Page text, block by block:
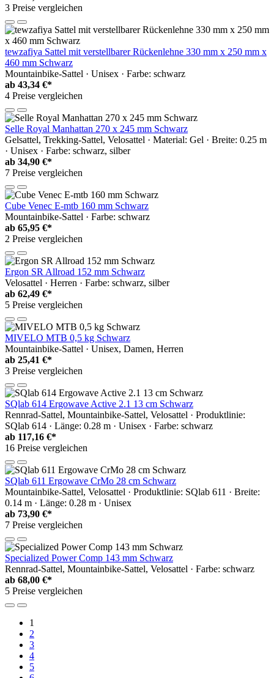
3 Preise vergleichen
tewzafiya Sattel mit verstellbarer Rückenlehne 330 mm x 250 mm x
460 mm Schwarz
Mountainbike-Sattel · Unisex · Farbe: schwarz
ab 43,34 €*
4 Preise vergleichen
Selle Royal Manhattan 270 x 245 mm Schwarz
Gelsattel, Trekking-Sattel, Velosattel · Material: Gel · Breite: 0.25 m
· Unisex · Farbe: schwarz, silber
ab 34,90 €*
7 Preise vergleichen
Cube Venec E-mtb 160 mm Schwarz
Mountainbike-Sattel · Farbe: schwarz
ab 65,95 €*
2 Preise vergleichen
Ergon SR Allroad 152 mm Schwarz
Velosattel · Herren · Farbe: schwarz, silber
ab 62,49 €*
5 Preise vergleichen
MIVELO MTB 0,5 kg Schwarz
Mountainbike-Sattel · Unisex, Damen, Herren
ab 25,41 €*
3 Preise vergleichen
SQlab 614 Ergowave Active 2.1 13 cm Schwarz
Rennrad-Sattel, Mountainbike-Sattel, Velosattel · Produktlinie:
SQlab 614 · Länge: 0.28 m · Unisex · Farbe: schwarz
ab 117,16 €*
16 Preise vergleichen
SQlab 611 Ergowave CrMo 28 cm Schwarz
Mountainbike-Sattel, Velosattel · Produktlinie: SQlab 611 · Breite:
0.14 m · Länge: 0.28 m · Unisex
ab 73,90 €*
7 Preise vergleichen
Specialized Power Comp 143 mm Schwarz
Rennrad-Sattel, Mountainbike-Sattel, Velosattel · Farbe: schwarz
ab 68,00 €*
5 Preise vergleichen
1
2
3
4
5